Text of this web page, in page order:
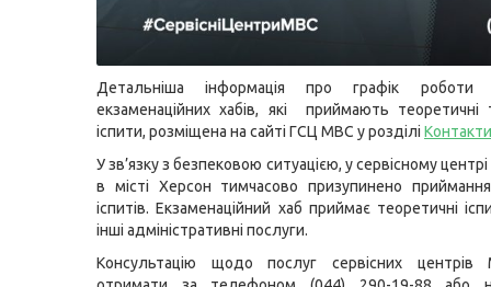
Детальніша інформація про графік
екзаменаційних хабів, які приймають теоретичні
іспити, розміщена на сайті ГСЦ МВС у розділі Контакти
У зв’язку з безпековою ситуацією, у сервісному
в місті Херсон тимчасово призупинено
іспитів. Екзаменаційний хаб приймає теоретичні
інші адміністративні послуги.
Консультацію щодо послуг сервісних